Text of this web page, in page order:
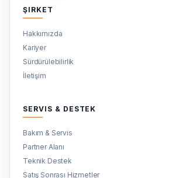
ŞIRKET
Hakkımızda
Kariyer
Sürdürülebilirlik
İletişim
SERVIS & DESTEK
Bakım & Servis
Partner Alanı
Teknik Destek
Satış Sonrası Hizmetler